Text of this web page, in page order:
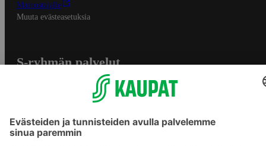
Mainostajalle
Muuta evästeasetuksia
S-ryhmän palvelut
Yhteishyvä Ruoka -sovellus
S-ostoslista -sovellus